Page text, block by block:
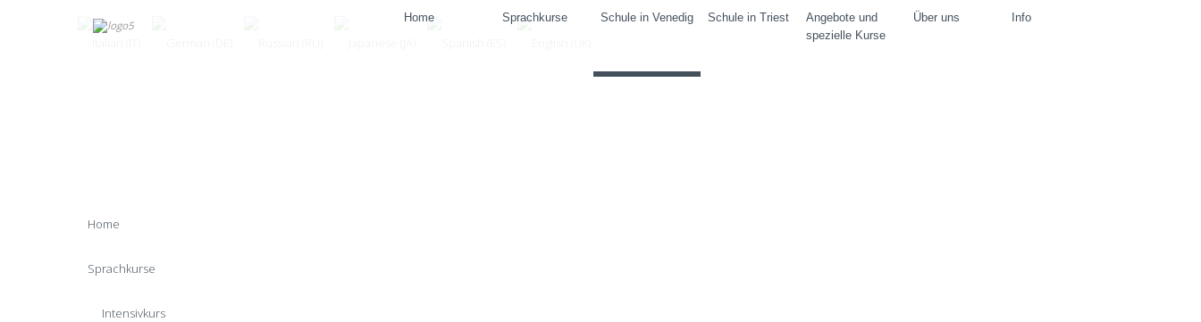
Home Sprachkurse Schule in Venedig Schule in Triest
Angebote und
spezielle Kurse
Über uns Info
Home
Sprachkurse
Intensivkurs